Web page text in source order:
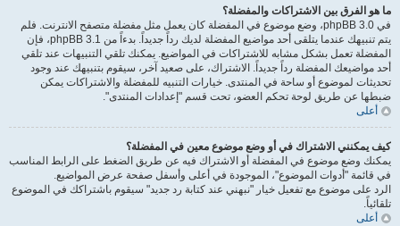
ما هو الفرق بين الاشتراكات والمفضلة؟
في phpBB 3.0، وضع موضوع في المفضلة كان يعمل مثل مفضلة متصفح الانترنت. فلم
يتم تنبيهك عندما يتلقى أحد مواضيع المفضلة لديك رداً جديداً. بدءاً من phpBB 3.1، فإن
المفضلة تعمل بشكل مشابه للاشتراكات في المواضيع. يمكنك تلقي التنبيهات عند تلقي
أحد مواضيعك المفضلة رداً جديداً. الاشتراك، على صعيد آخر، سيقوم بتنبيهك عند وجود
تحديثات لموضوع أو ساحة في المنتدى. خيارات التنبيه للمفضلة والاشتراكات يمكن
ضبطها عن طريق لوحة تحكم العضو، تحت قسم "إعدادات المنتدى".
أعلى
كيف يمكنني الاشتراك في أو وضع موضوع معين في المفضلة؟
يمكنك وضع موضوع في المفضلة أو الاشتراك فيه عن طريق الضغط على الرابط المناسب
في قائمة "أدوات الموضوع"، الموجودة في أعلى وأسفل صفحة عرض المواضيع.
الرد على موضوع مع تفعيل خيار "نبهني عند كتابة رد جديد" سيقوم باشتراكك في الموضوع
تلقائياً.
أعلى